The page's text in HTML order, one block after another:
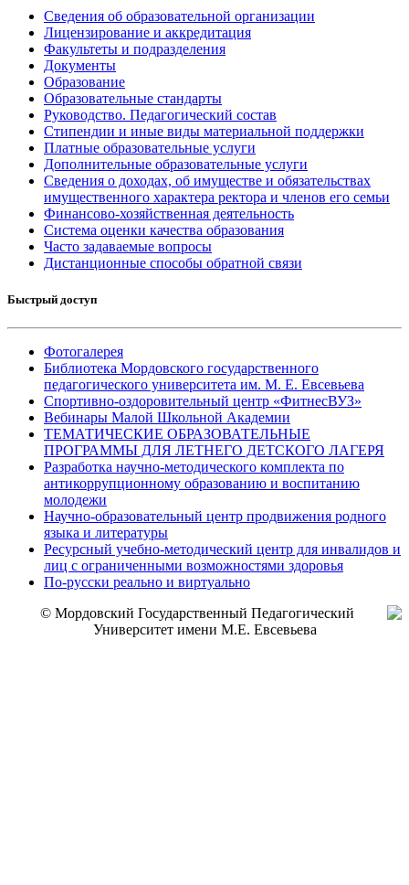
Сведения об образовательной организации
Лицензирование и аккредитация
Факультеты и подразделения
Документы
Образование
Образовательные стандарты
Руководство. Педагогический состав
Стипендии и иные виды материальной поддержки
Платные образовательные услуги
Дополнительные образовательные услуги
Сведения о доходах, об имуществе и обязательствах
имущественного характера ректора и членов его семьи
Финансово-хозяйственная деятельность
Система оценки качества образования
Часто задаваемые вопросы
Дистанционные способы обратной связи
Быстрый доступ
Фотогалерея
Библиотека Мордовского государственного
педагогического университета им. М. Е. Евсевьева
Спортивно-оздоровительный центр «ФитнесВУЗ»
Вебинары Малой Школьной Академии
ТЕМАТИЧЕСКИЕ ОБРАЗОВАТЕЛЬНЫЕ
ПРОГРАММЫ ДЛЯ ЛЕТНЕГО ДЕТСКОГО ЛАГЕРЯ
Разработка научно-методического комплекта по
антикоррупционному образованию и воспитанию
молодежи
Научно-образовательный центр продвижения родного
языка и литературы
Ресурсный учебно-методический центр для инвалидов и
лиц с ограниченными возможностями здоровья
По-русски реально и виртуально
© Мордовский Государственный Педагогический
Университет имени М.Е. Евсевьева